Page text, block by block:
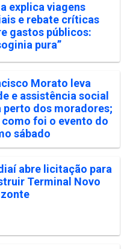
explica viagens
e rebate críticas
gastos públicos:
pura”
Morato leva
e assistência social
perto dos moradores;
como foi o evento do
sábado
abre licitação para
Terminal Novo